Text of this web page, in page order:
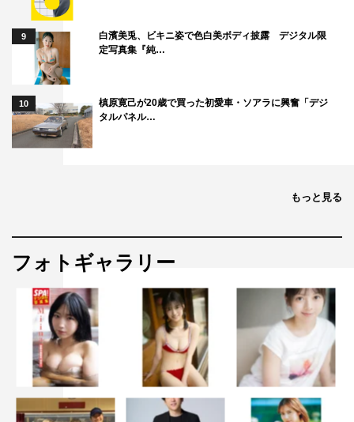
9
白濱美兎、ビキニ姿で色白美ボディ披露 デジタル限
定写真集『純…
10
槙原寛己が20歳で買った初愛車・ソアラに興奮「デジ
タルパネル…
もっと見る
フォトギャラリー